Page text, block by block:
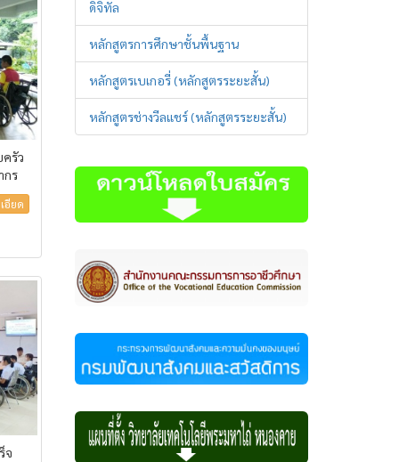
รัว
กร
อียด
จ
ดิจิทัล
หลักสูตรการศึกษาชั้นพื้นฐาน
หลักสูตรเบเกอรี่ (หลักสูตรระยะสั้น)
หลักสูตรช่างวีลแชร์ (หลักสูตรระยะสั้น)